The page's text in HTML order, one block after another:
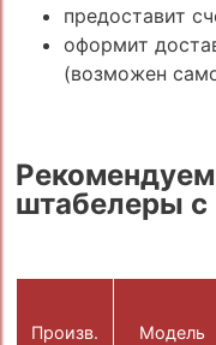
предоставит
оформит
(возможен
штабелеры с
Произв. Модель